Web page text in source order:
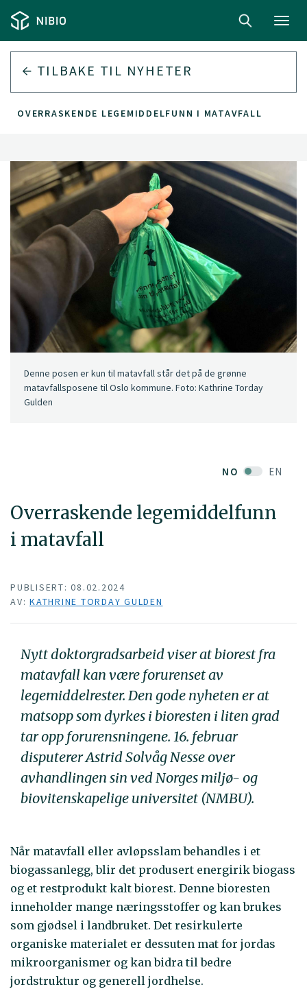
TILBAKE TIL NYHETER
OVERRASKENDE LEGEMIDDELFUNN I MATAVFALL
NO EN
Overraskende legemiddelfunn
i matavfall
Denne posen er kun til matavfall står det på de grønne
matavfallsposene til Oslo kommune. Foto: Kathrine Torday
Gulden
PUBLISERT: 08.02.2024
AV: KATHRINE TORDAY GULDEN
Nytt doktorgradsarbeid viser at biorest fra
matavfall kan være forurenset av
legemiddelrester. Den gode nyheten er at
matsopp som dyrkes i bioresten i liten grad
tar opp forurensningene. 16. februar
disputerer Astrid Solvåg Nesse over
avhandlingen sin ved Norges miljø- og
biovitenskapelige universitet (NMBU).
Når matavfall eller avløpsslam behandles i et
biogassanlegg, blir det produsert energirik biogass
og et restprodukt kalt biorest. Denne bioresten
inneholder mange næringsstoffer og kan brukes
som gjødsel i landbruket. Det resirkulerte
organiske materialet er dessuten mat for jordas
mikroorganismer og kan bidra til bedre
jordstruktur og generell jordhelse.